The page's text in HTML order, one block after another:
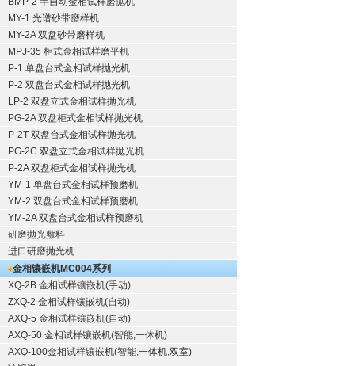
MY-1 光谱砂带磨样机
MY-2A 双盘砂带磨样机
MPJ-35 柜式金相试样磨平机
P-1 单盘台式金相试样抛光机
P-2 双盘台式金相试样抛光机
LP-2 双盘立式金相试样抛光机
PG-2A 双盘柜式金相试样抛光机
P-2T 双盘台式金相试样抛光机
PG-2C 双盘立式金相试样抛光机
P-2A 双盘柜式金相试样抛光机
YM-1 单盘台式金相试样预磨机
YM-2 双盘台式金相试样预磨机
YM-2A 双盘台式金相试样预磨机
研磨抛光敷料
进口研磨抛光机
金相镶嵌机MC004系列
XQ-2B 金相试样镶嵌机(手动)
ZXQ-2 金相试样镶嵌机(自动)
AXQ-5 金相试样镶嵌机(自动)
AXQ-50 金相试样镶嵌机(智能,一体机)
AXQ-100金相试样镶嵌机(智能,一体机,双室)